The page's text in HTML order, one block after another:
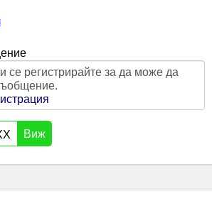
се регистрирайте за да може да
Виж